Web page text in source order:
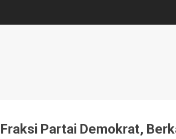
Fraksi Partai Demokrat,